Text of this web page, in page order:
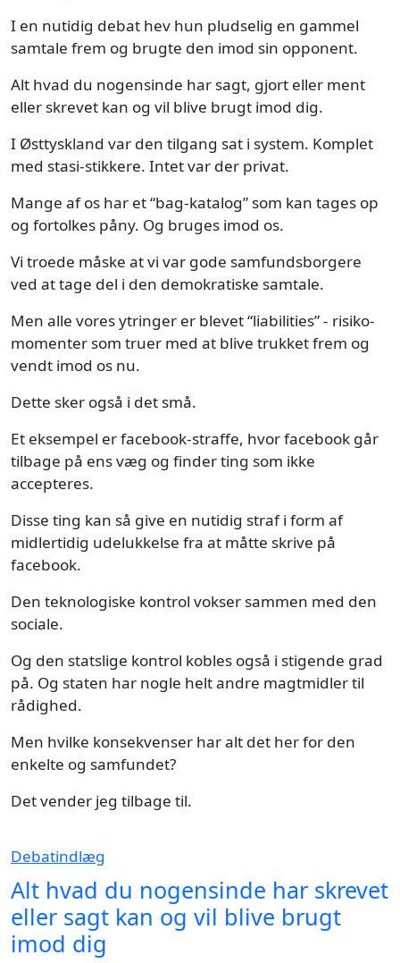
I en nutidig debat hev hun pludselig en gammel
samtale frem og brugte den imod sin opponent.
Alt hvad du nogensinde har sagt, gjort eller ment
eller skrevet kan og vil blive brugt imod dig.
I Østtyskland var den tilgang sat i system. Komplet
med stasi-stikkere. Intet var der privat.
Mange af os har et “bag-katalog” som kan tages op
og fortolkes påny. Og bruges imod os.
Vi troede måske at vi var gode samfundsborgere
ved at tage del i den demokratiske samtale.
Men alle vores ytringer er blevet “liabilities” - risiko-
momenter som truer med at blive trukket frem og
vendt imod os nu.
Dette sker også i det små.
Et eksempel er facebook-straffe, hvor facebook går
tilbage på ens væg og finder ting som ikke
accepteres.
Disse ting kan så give en nutidig straf i form af
midlertidig udelukkelse fra at måtte skrive på
facebook.
Den teknologiske kontrol vokser sammen med den
sociale.
Og den statslige kontrol kobles også i stigende grad
på. Og staten har nogle helt andre magtmidler til
rådighed.
Men hvilke konsekvenser har alt det her for den
enkelte og samfundet?
Det vender jeg tilbage til.
Debatindlæg
Alt hvad du nogensinde har skrevet
eller sagt kan og vil blive brugt
imod dig